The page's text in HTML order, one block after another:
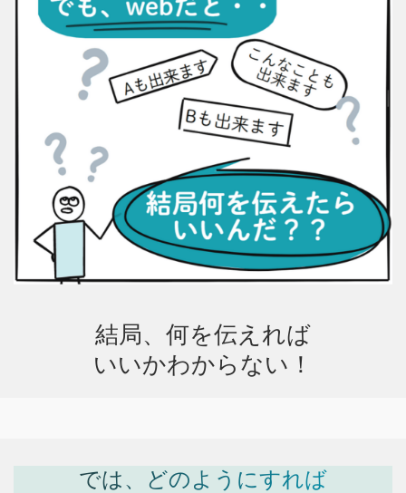
結局、何を伝えれば
いいかわからない！
では、どのようにすれば